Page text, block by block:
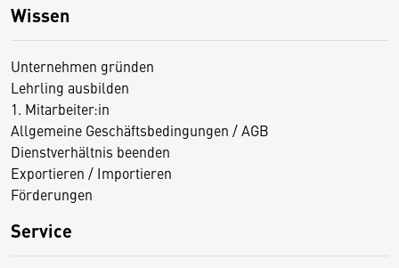
Wissen
Unternehmen gründen
Lehrling ausbilden
1. Mitarbeiter:in
Allgemeine Geschäftsbedingungen / AGB
Dienstverhältnis beenden
Exportieren / Importieren
Förderungen
Service